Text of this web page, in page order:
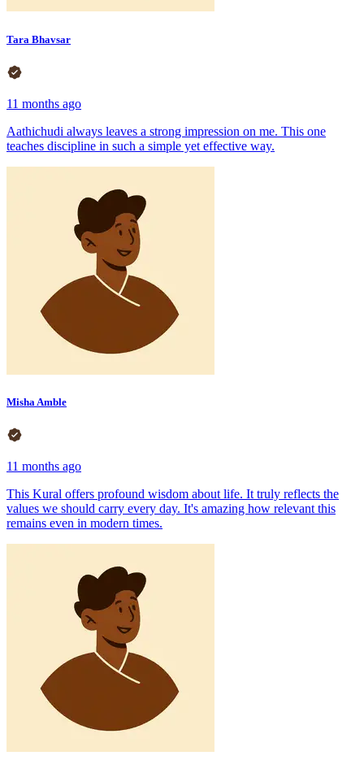
Tara Bhavsar
11 months ago
Aathichudi always leaves a strong impression on me. This one
teaches discipline in such a simple yet effective way.
Misha Amble
11 months ago
This Kural offers profound wisdom about life. It truly reflects the
values we should carry every day. It's amazing how relevant this
remains even in modern times.